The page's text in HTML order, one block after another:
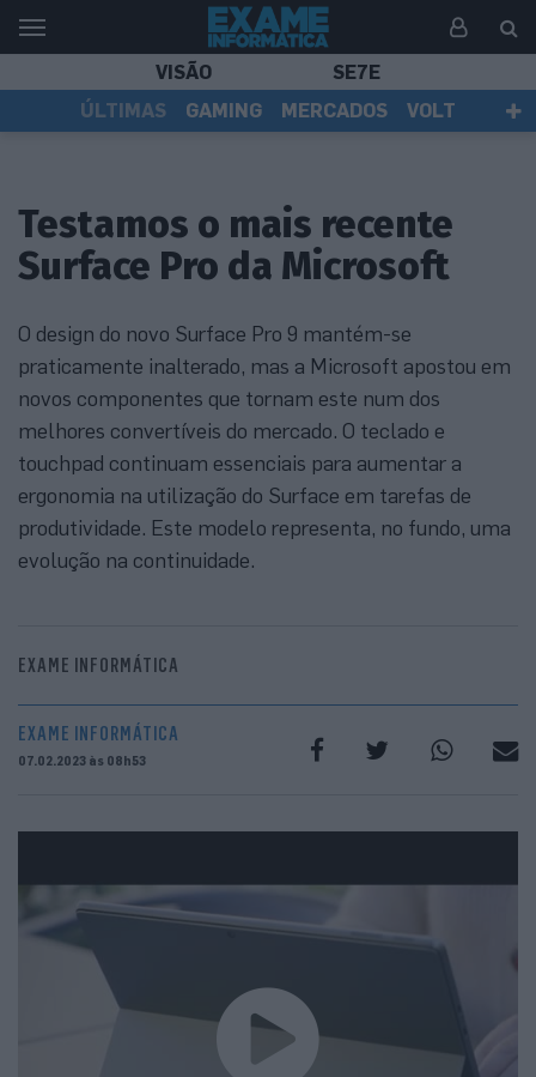
VISÃO
SE7E
ÚLTIMAS
GAMING MERCADOS
VOLT
Testamos o mais recente
Surface Pro da Microsoft
O design do novo Surface Pro 9 mantém-se
praticamente inalterado, mas a Microsoft apostou em
novos componentes que tornam este num dos
melhores convertíveis do mercado. O teclado e
touchpad continuam essenciais para aumentar a
ergonomia na utilização do Surface em tarefas de
produtividade. Este modelo representa, no fundo, uma
evolução na continuidade.
EXAME INFORMÁTICA
EXAME INFORMÁTICA
07.02.2023 às 08h53